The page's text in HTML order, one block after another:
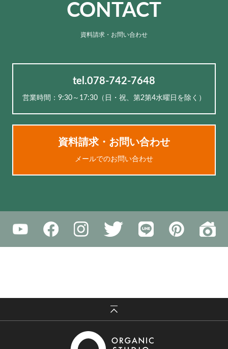
CONTACT
資料請求・お問い合わせ
tel.078-742-7648
営業時間：9:30～17:30（⽇・祝、第2第4水曜日を除く）
資料請求・お問い合わせ
メールでのお問い合わせ